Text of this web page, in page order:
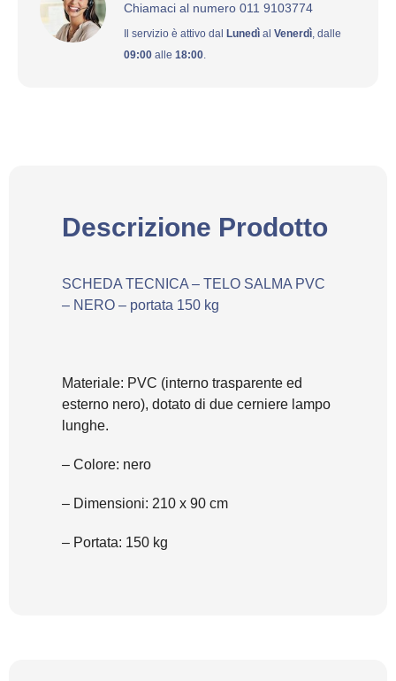
Chiamaci al numero 011 9103774
Il servizio è attivo dal Lunedì al Venerdì, dalle
09:00 alle 18:00.
Descrizione Prodotto
SCHEDA TECNICA – TELO SALMA PVC
– NERO – portata 150 kg
Materiale: PVC (interno trasparente ed
esterno nero), dotato di due cerniere lampo
lunghe.
– Colore: nero
– Dimensioni: 210 x 90 cm
– Portata: 150 kg